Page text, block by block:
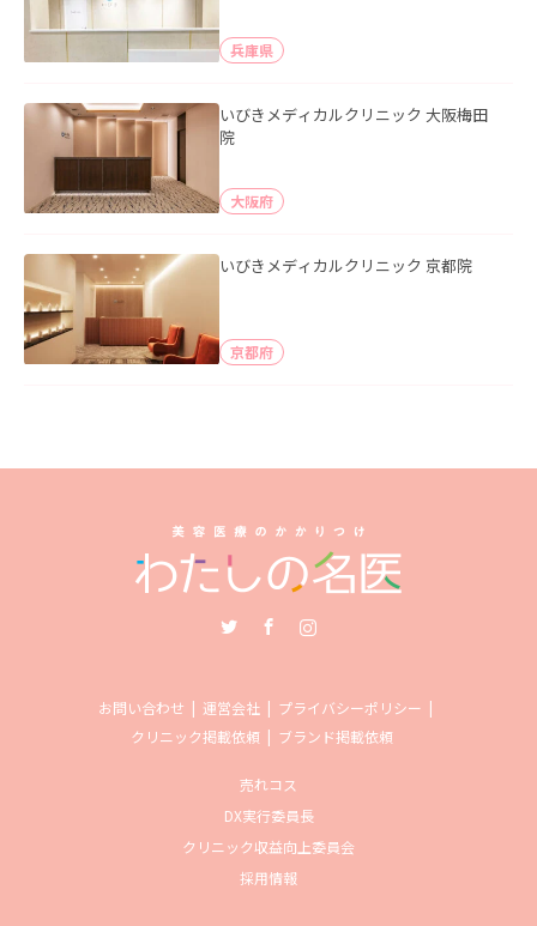
兵庫県
いびきメディカルクリニック 大阪梅田
院
大阪府
いびきメディカルクリニック 京都院
京都府
お問い合わせ 運営会社
プライバシーポリシー
クリニック掲載依頼
ブランド掲載依頼
売れコス
DX実行委員長
クリニック収益向上委員会
採用情報